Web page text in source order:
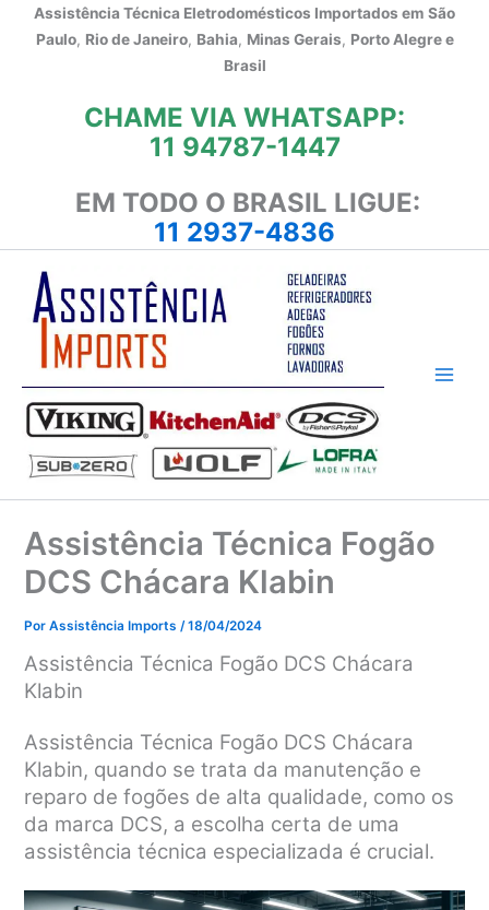
Assistência Técnica Eletrodomésticos Importados em São
Paulo, Rio de Janeiro, Bahia, Minas Gerais, Porto Alegre e
Brasil
CHAME VIA WHATSAPP:
11 94787-1447
EM TODO O BRASIL LIGUE:
11 2937-4836
Assistência Técnica Fogão
DCS Chácara Klabin
PorAssistência Imports/18/04/2024
Assistência Técnica Fogão DCS Chácara
Klabin
Assistência Técnica Fogão DCS Chácara
Klabin, quando se trata da manutenção e
reparo de fogões de alta qualidade, como os
da marca DCS, a escolha certa de uma
assistência técnica especializada é crucial.